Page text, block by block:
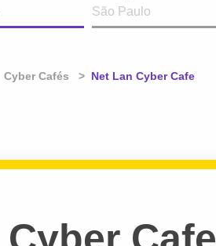
Cyber Cafés Atual:
Net Lan Cyber Cafe